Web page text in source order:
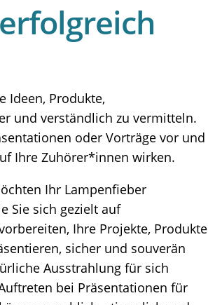
Ideen, Produkte,
und verständlich zu vermitteln.
oder Vorträge vor und
Ihre Zuhörer*innen wirken.
Ihr Lampenfieber
Sie sich gezielt auf
Ihre Projekte, Produkte
sicher und souverän
Ausstrahlung für sich
bei Präsentationen für